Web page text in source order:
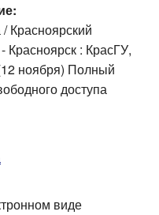
/ Красноярский
Красноярск : КрасГУ,
ноября) Полный
доступа
виде